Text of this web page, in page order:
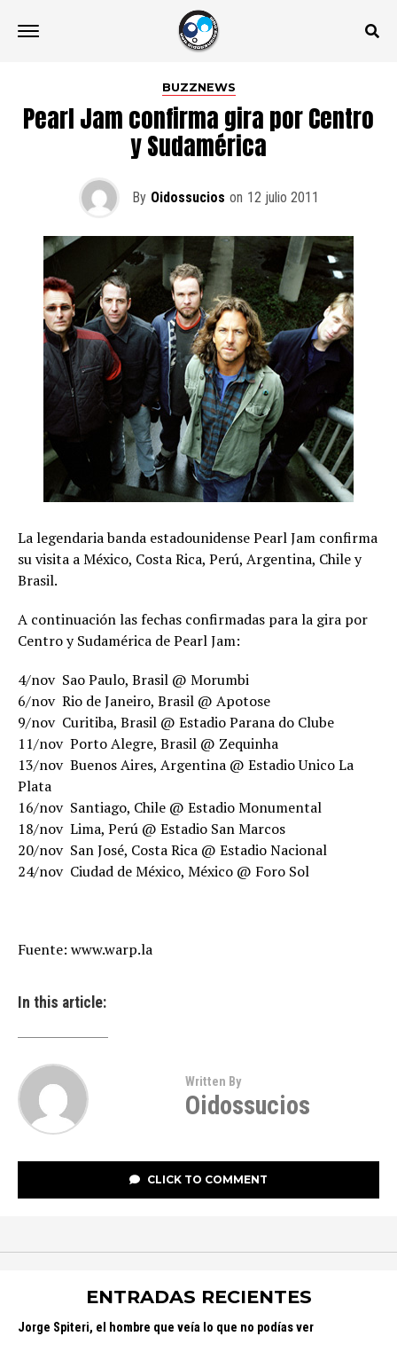
BUZZNEWS
Pearl Jam confirma gira por Centro
y Sudamérica
By Oidossucios on 12 julio 2011
La legendaria banda estadounidense Pearl Jam confirma
su visita a México, Costa Rica, Perú, Argentina, Chile y
Brasil.
A continuación las fechas confirmadas para la gira por
Centro y Sudamérica de Pearl Jam:
4/nov  Sao Paulo, Brasil @ Morumbi
6/nov  Rio de Janeiro, Brasil @ Apotose
9/nov  Curitiba, Brasil @ Estadio Parana do Clube
11/nov  Porto Alegre, Brasil @ Zequinha
13/nov  Buenos Aires, Argentina @ Estadio Unico La
Plata
16/nov  Santiago, Chile @ Estadio Monumental
18/nov  Lima, Perú @ Estadio San Marcos
20/nov  San José, Costa Rica @ Estadio Nacional
24/nov  Ciudad de México, México @ Foro Sol
Fuente: www.warp.la
In this article:
Written By
Oidossucios
CLICK TO COMMENT
ENTRADAS RECIENTES
Jorge Spiteri, el hombre que veía lo que no podías ver